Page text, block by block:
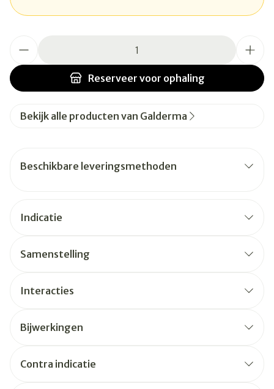
Reserveer voor ophaling
Bekijk alle producten van Galderma
Beschikbare leveringsmethoden
Indicatie
Samenstelling
Interacties
Bijwerkingen
Contra indicatie